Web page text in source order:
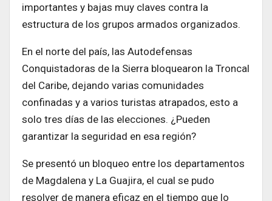
importantes y bajas muy claves contra la
estructura de los grupos armados organizados.
En el norte del país, las Autodefensas
Conquistadoras de la Sierra bloquearon la Troncal
del Caribe, dejando varias comunidades
confinadas y a varios turistas atrapados, esto a
solo tres días de las elecciones. ¿Pueden
garantizar la seguridad en esa región?
Se presentó un bloqueo entre los departamentos
de Magdalena y La Guajira, el cual se pudo
resolver de manera eficaz en el tiempo que lo